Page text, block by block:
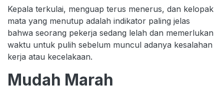
Kepala terkulai, menguap terus menerus, dan kelopak
mata yang menutup adalah indikator paling jelas
bahwa seorang pekerja sedang lelah dan memerlukan
waktu untuk pulih sebelum muncul adanya kesalahan
kerja atau kecelakaan.
Mudah Marah